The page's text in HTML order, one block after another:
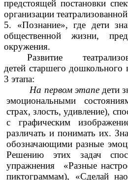
предстоящей постановки
организации
5. «Познание», где дети
общественной жизни,
окружения.
Развитие
детей старшего дошкольного
3 этапа:
На первом этапедети
эмоциональными
страх, злость, удивление),
с графическим
различать и понимать их.
обозначающими разные
Решению этих задач
упражнения «Разные
пиктограммам), «Сделай